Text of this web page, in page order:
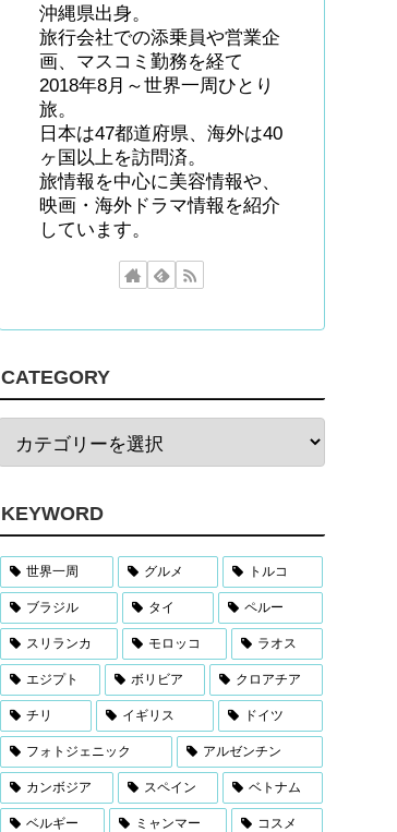
沖縄県出身。
旅行会社での添乗員や営業企
画、マスコミ勤務を経て
2018年8月～世界一周ひとり
旅。
日本は47都道府県、海外は40
ヶ国以上を訪問済。
旅情報を中心に美容情報や、
映画・海外ドラマ情報を紹介
しています。
CATEGORY
KEYWORD
世界一周 グルメ トルコ
ブラジル タイ ペルー
スリランカ モロッコ ラオス
エジプト ボリビア クロアチア
チリ イギリス ドイツ
フォトジェニック アルゼンチン
カンボジア スペイン ベトナム
ベルギー ミャンマー コスメ